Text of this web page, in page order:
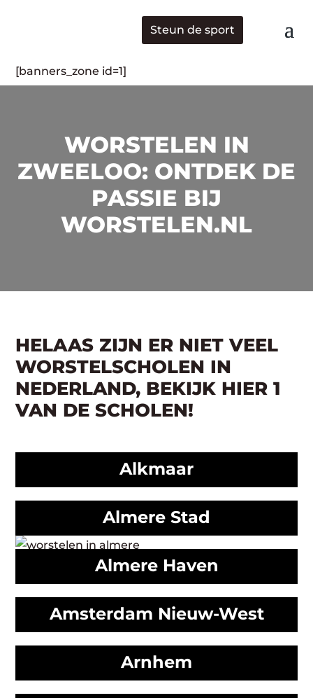
Steun de sport
[banners_zone id=1]
WORSTELEN IN
ZWEELOO: ONTDEK DE
PASSIE BIJ
WORSTELEN.NL
HELAAS ZIJN ER NIET VEEL
WORSTELSCHOLEN IN
NEDERLAND, BEKIJK HIER 1
VAN DE SCHOLEN!
Alkmaar
Almere Stad
Almere Haven
Amsterdam Nieuw-West
Arnhem